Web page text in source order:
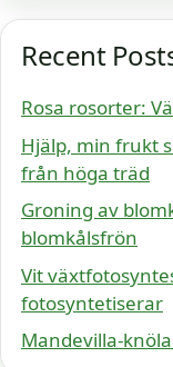
Recent
Rosa rosorter:
Hjälp, min frukt
från höga träd
Groning av
blomkålsfrön
Vit
fotosyntetiserar
Mandevilla-